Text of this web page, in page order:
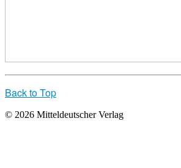
Back to Top
© 2026 Mitteldeutscher Verlag